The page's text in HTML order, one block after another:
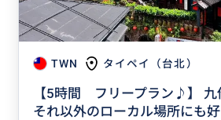
TWN タイペイ（台北）
【5時間 フリープラン♪】 九
それ以外のローカル場所にも